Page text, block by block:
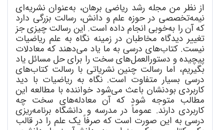
از نظر من مجله رشد ریاضی برهان، بهعنوان نشریهای
نیمهتخصصی در حوزه علم و دانش، رسالت بزرگی دارد
که آن را بهخوبی انجام داده است. این رسالت چیزی جز
تغییر دیدگاه مخاطبان در زمینه نگاه به علم ریاضیات
نیست. کتابهای درسی به ما یاد میدهند که معادلات
پیچیده و دستورالعملهای سخت را برای حل مسائل یاد
بگیریم، اما رسالت چنین نشریاتی با رسالت کتابهای
درسی بسیار متفاوت است. نگاه به ریاضیات با دید
کاربردی بودنشان باعث میشود خواننده با مطالعه این
مطالب متوجه شود که آن معادلههای سخت چه
کاربردی دارند. عموماً در مدرسه و دانشگاه برنامهریزی
درسی به این صورت است که صرفاً یک علم را در قالب